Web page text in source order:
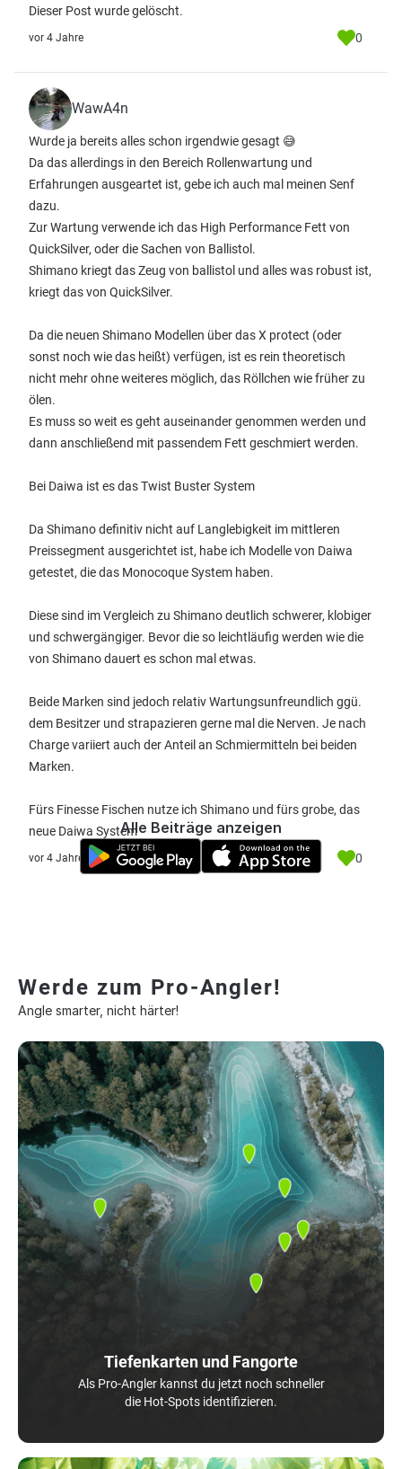
Dieser Post wurde gelöscht.
vor 4 Jahre 0
WawA4n
Wurde ja bereits alles schon irgendwie gesagt 😅
Da das allerdings in den Bereich Rollenwartung und
Erfahrungen ausgeartet ist, gebe ich auch mal meinen Senf
dazu.
Zur Wartung verwende ich das High Performance Fett von
QuickSilver, oder die Sachen von Ballistol.
Shimano kriegt das Zeug von ballistol und alles was robust ist,
kriegt das von QuickSilver.
Da die neuen Shimano Modellen über das X protect (oder
sonst noch wie das heißt) verfügen, ist es rein theoretisch
nicht mehr ohne weiteres möglich, das Röllchen wie früher zu
ölen.
Es muss so weit es geht auseinander genommen werden und
dann anschließend mit passendem Fett geschmiert werden.
Bei Daiwa ist es das Twist Buster System
Da Shimano definitiv nicht auf Langlebigkeit im mittleren
Preissegment ausgerichtet ist, habe ich Modelle von Daiwa
getestet, die das Monocoque System haben.
Diese sind im Vergleich zu Shimano deutlich schwerer, klobiger
und schwergängiger. Bevor die so leichtläufig werden wie die
von Shimano dauert es schon mal etwas.
Beide Marken sind jedoch relativ Wartungsunfreundlich ggü.
dem Besitzer und strapazieren gerne mal die Nerven. Je nach
Charge variiert auch der Anteil an Schmiermitteln bei beiden
Marken.
Fürs Finesse Fischen nutze ich Shimano und fürs grobe, das
neue Daiwa System
vor 4 Jahre 0
Alle Beiträge anzeigen
Werde zum Pro-Angler!
Angle smarter, nicht härter!
Tiefenkarten und Fangorte
Als Pro-Angler kannst du jetzt noch schneller
die Hot-Spots identifizieren.